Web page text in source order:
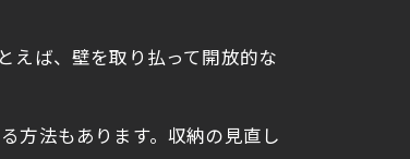
えば、壁を取り払って開放的な
方法もあります。収納の見直し